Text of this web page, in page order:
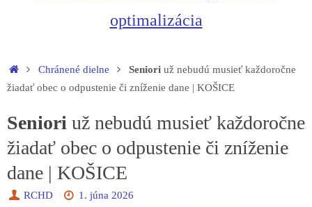
optimalizácia
HomeChránené dielne Seniori už nebudú musieť každoročne
žiadať obec o odpustenie či zníženie dane | KOŠICE
Seniori už nebudú musieť každoročne
žiadať obec o odpustenie či zníženie
dane | KOŠICE
RCHD
1. júna 2026